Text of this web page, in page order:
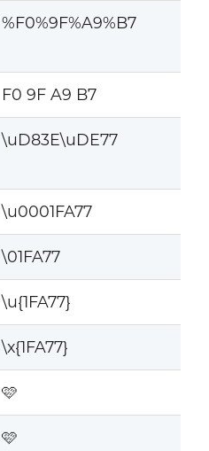
%F0%9F%A9%B7
F0 9F A9 B7
\uD83E\uDE77
\u0001FA77
\01FA77
\u{1FA77}
\x{1FA77}
🩷
🩷